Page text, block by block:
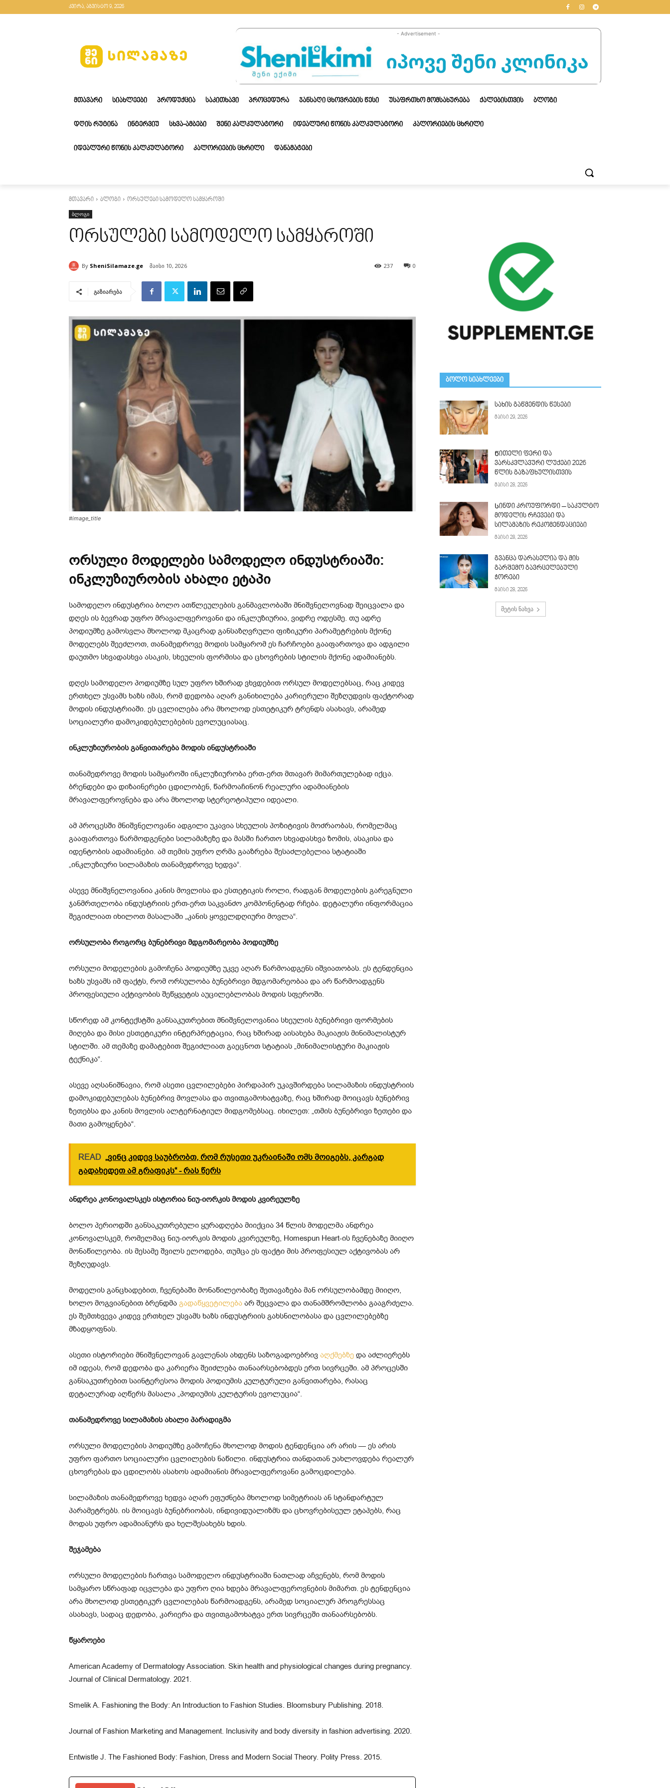
კვირა, აგვისტო 9, 2026
- Advertisement -
ᲛᲗᲐᲕᲐᲠᲘ ᲡᲘᲐᲮᲚᲔᲔᲑᲘ ᲞᲠᲝᲓᲣᲥᲪᲘᲐ ᲡᲐᲙᲘᲗᲮᲐᲕᲘ ᲞᲠᲝᲪᲔᲓᲣᲠᲐ ᲯᲐᲜᲡᲐᲦᲘ ᲪᲮᲝᲕᲠᲔᲑᲘᲡ ᲬᲔᲡᲘ ᲣᲡᲐᲤᲠᲗᲮᲝ ᲛᲝᲛᲡᲐᲮᲣᲠᲔᲑᲐ ᲥᲐᲚᲔᲑᲘᲡᲗᲕᲘᲡ ᲑᲚᲝᲒᲘ
ᲓᲦᲘᲡ ᲠᲣᲢᲘᲜᲐ ᲘᲜᲢᲔᲠᲕᲘᲣ ᲡᲮᲕᲐ-ᲐᲛᲑᲔᲑᲘ ᲨᲔᲜᲘ ᲙᲐᲚᲙᲣᲚᲐᲢᲝᲠᲘ ᲘᲓᲔᲐᲚᲣᲠᲘ ᲬᲝᲜᲘᲡ ᲙᲐᲚᲙᲣᲚᲐᲢᲝᲠᲘ ᲙᲐᲚᲝᲠᲘᲔᲑᲘᲡ ᲪᲮᲠᲘᲚᲘ
ᲘᲓᲔᲐᲚᲣᲠᲘ ᲬᲝᲜᲘᲡ ᲙᲐᲚᲙᲣᲚᲐᲢᲝᲠᲘ ᲙᲐᲚᲝᲠᲘᲔᲑᲘᲡ ᲪᲮᲠᲘᲚᲘ ᲓᲐᲜᲐᲛᲐᲢᲔᲑᲘ
მთავარი ბლოგი ორსულები სამოდელო სამყაროში
ბლოგი
ორსულები სამოდელო სამყაროში
By SheniSilamaze.ge მაისი 10, 2026 0
237
გაზიარება
#image_title
ორსული მოდელები სამოდელო ინდუსტრიაში:
ინკლუზიურობის ახალი ეტაპი
სამოდელო ინდუსტრია ბოლო ათწლეულების განმავლობაში მნიშვნელოვნად შეიცვალა და
დღეს ის ბევრად უფრო მრავალფეროვანი და ინკლუზიურია, ვიდრე ოდესმე. თუ ადრე
პოდიუმზე გამოსვლა მხოლოდ მკაცრად განსაზღვრული ფიზიკური პარამეტრების მქონე
მოდელებს შეეძლოთ, თანამედროვე მოდის სამყარომ ეს ჩარჩოები გააფართოვა და ადგილი
დაუთმო სხვადასხვა ასაკის, სხეულის ფორმისა და ცხოვრების სტილის მქონე ადამიანებს.
დღეს სამოდელო პოდიუმზე სულ უფრო ხშირად ვხვდებით ორსულ მოდელებსაც, რაც კიდევ
ერთხელ უსვამს ხაზს იმას, რომ დედობა აღარ განიხილება კარიერული შეზღუდვის ფაქტორად
მოდის ინდუსტრიაში. ეს ცვლილება არა მხოლოდ ესთეტიკურ ტრენდს ასახავს, არამედ
სოციალური დამოკიდებულებების ევოლუციასაც.
ინკლუზიურობის განვითარება მოდის ინდუსტრიაში
თანამედროვე მოდის სამყაროში ინკლუზიურობა ერთ-ერთ მთავარ მიმართულებად იქცა.
ბრენდები და დიზაინერები ცდილობენ, წარმოაჩინონ რეალური ადამიანების
მრავალფეროვნება და არა მხოლოდ სტერეოტიპული იდეალი.
ამ პროცესში მნიშვნელოვანი ადგილი უკავია სხეულის პოზიტივის მოძრაობას, რომელმაც
გააფართოვა წარმოდგენები სილამაზეზე და მასში ჩართო სხვადასხვა ზომის, ასაკისა და
იდენტობის ადამიანები. ამ თემის უფრო ღრმა გააზრება შესაძლებელია სტატიაში
„ინკლუზიური სილამაზის თანამედროვე ხედვა“.
ასევე მნიშვნელოვანია კანის მოვლისა და ესთეტიკის როლი, რადგან მოდელების გარეგნული
ჯანმრთელობა ინდუსტრიის ერთ-ერთ საკვანძო კომპონენტად რჩება. დეტალური ინფორმაცია
შეგიძლიათ იხილოთ მასალაში „კანის ყოველდღიური მოვლა“.
ორსულობა როგორც ბუნებრივი მდგომარეობა პოდიუმზე
ორსული მოდელების გამოჩენა პოდიუმზე უკვე აღარ წარმოადგენს იშვიათობას. ეს ტენდენცია
ხაზს უსვამს იმ ფაქტს, რომ ორსულობა ბუნებრივი მდგომარეობაა და არ წარმოადგენს
პროფესიული აქტივობის შეწყვეტის აუცილებლობას მოდის სფეროში.
სწორედ ამ კონტექსტში განსაკუთრებით მნიშვნელოვანია სხეულის ბუნებრივი ფორმების
მიღება და მისი ესთეტიკური ინტერპრეტაცია, რაც ხშირად აისახება მაკიაჟის მინიმალისტურ
სტილში. ამ თემაზე დამატებით შეგიძლიათ გაეცნოთ სტატიას „მინიმალისტური მაკიაჟის
ტექნიკა“.
ასევე აღსანიშნავია, რომ ასეთი ცვლილებები პირდაპირ უკავშირდება სილამაზის ინდუსტრიის
დამოკიდებულებას ბუნებრივ მოვლასა და თვითგამოხატვაზე, რაც ხშირად მოიცავს ბუნებრივ
ზეთებსა და კანის მოვლის ალტერნატიულ მიდგომებსაც. იხილეთ: „თმის ბუნებრივი ზეთები და
მათი გამოყენება“.
READ „ვინც კიდევ საუბრობთ, რომ რუსეთი უკრაინაში ომს მოიგებს, კარგად
გადახედეთ ამ გრაფიკს“ - რას წერს
ანდრეა კონოვალსკეს ისტორია ნიუ-იორკის მოდის კვირეულზე
ბოლო პერიოდში განსაკუთრებული ყურადღება მიიქცია 34 წლის მოდელმა ანდრეა
კონოვალსკემ, რომელმაც ნიუ-იორკის მოდის კვირეულზე, Homespun Heart-ის ჩვენებაზე მიიღო
მონაწილეობა. ის მესამე შვილს ელოდება, თუმცა ეს ფაქტი მის პროფესიულ აქტივობას არ
შეზღუდავს.
მოდელის განცხადებით, ჩვენებაში მონაწილეობაზე შეთავაზება მან ორსულობამდე მიიღო,
ხოლო მოგვიანებით ბრენდმა გადაწყვეტილება არ შეცვალა და თანამშრომლობა გააგრძელა.
ეს შემთხვევა კიდევ ერთხელ უსვამს ხაზს ინდუსტრიის გახსნილობასა და ცვლილებებზე
მზადყოფნას.
ასეთი ისტორიები მნიშვნელოვან გავლენას ახდენს საზოგადოებრივ აღქმებზე და აძლიერებს
იმ იდეას, რომ დედობა და კარიერა შეიძლება თანაარსებობდეს ერთ სივრცეში. ამ პროცესში
განსაკუთრებით საინტერესოა მოდის პოდიუმის კულტურული განვითარება, რასაც
დეტალურად აღწერს მასალა „პოდიუმის კულტურის ევოლუცია“.
თანამედროვე სილამაზის ახალი პარადიგმა
ორსული მოდელების პოდიუმზე გამოჩენა მხოლოდ მოდის ტენდენცია არ არის — ეს არის
უფრო ფართო სოციალური ცვლილების ნაწილი. ინდუსტრია თანდათან უახლოვდება რეალურ
ცხოვრებას და ცდილობს ასახოს ადამიანის მრავალფეროვანი გამოცდილება.
სილამაზის თანამედროვე ხედვა აღარ ეფუძნება მხოლოდ სიმეტრიას ან სტანდარტულ
პარამეტრებს. ის მოიცავს ბუნებრიობას, ინდივიდუალიზმს და ცხოვრებისეულ ეტაპებს, რაც
მოდას უფრო ადამიანურს და ხელშესახებს ხდის.
შეჯამება
ორსული მოდელების ჩართვა სამოდელო ინდუსტრიაში ნათლად აჩვენებს, რომ მოდის
სამყარო სწრაფად იცვლება და უფრო ღია ხდება მრავალფეროვნების მიმართ. ეს ტენდენცია
არა მხოლოდ ესთეტიკურ ცვლილებას წარმოადგენს, არამედ სოციალურ პროგრესსაც
ასახავს, სადაც დედობა, კარიერა და თვითგამოხატვა ერთ სივრცეში თანაარსებობს.
წყაროები
American Academy of Dermatology Association. Skin health and physiological changes during pregnancy.
Journal of Clinical Dermatology. 2021.
Smelik A. Fashioning the Body: An Introduction to Fashion Studies. Bloomsbury Publishing. 2018.
Journal of Fashion Marketing and Management. Inclusivity and body diversity in fashion advertising. 2020.
Entwistle J. The Fashioned Body: Fashion, Dress and Modern Social Theory. Polity Press. 2015.
ᲑᲝᲚᲝ ᲡᲘᲐᲮᲚᲔᲔᲑᲘ
სახის გაწმენდის წესები
მაისი 29, 2026
Წითელი ფერი და
ვარსკვლავური ლუქები 2026
წლის გაზაფხულისთვის
მაისი 28, 2026
Სინდი კროუფორდი – საკულტო
მოდელის რჩევები და
სილამაზის რეკომენდაციები
მაისი 28, 2026
გვანცა დარასელია და მის
გარშემო გავრცელებული
ჭორები
მაისი 28, 2026
მეტის ნახვა